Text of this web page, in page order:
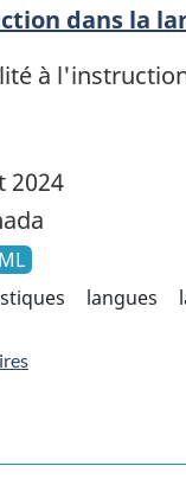
dans la
à
2024
langues